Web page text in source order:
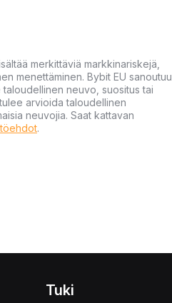
merkittäviä markkinariskejä,
menettäminen. Bybit EU sanoutuu
neuvo, suositus tai
arvioida taloudellinen
neuvojia. Saat kattavan
.
Tuki